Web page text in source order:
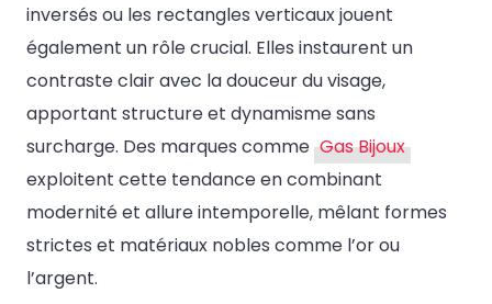
inversés ou les rectangles verticaux jouent
également un rôle crucial. Elles instaurent un
contraste clair avec la douceur du visage,
apportant structure et dynamisme sans
surcharge. Des marques comme Gas Bijoux
exploitent cette tendance en combinant
modernité et allure intemporelle, mêlant formes
strictes et matériaux nobles comme l’or ou
l’argent.